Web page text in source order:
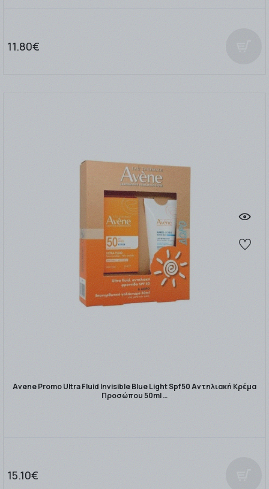
11.80€
Avene Promo Ultra Fluid Invisible Blue Light Spf50 Αντηλιακή Κρέμα
Προσώπου 50ml …
15.10€